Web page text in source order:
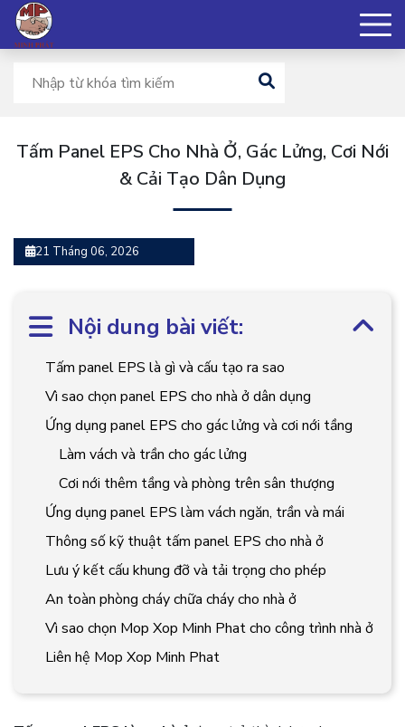
Tấm Panel EPS Cho Nhà Ở, Gác Lửng, Cơi Nới
& Cải Tạo Dân Dụng
21 Tháng 06, 2026
Nội dung bài viết:
Tấm panel EPS là gì và cấu tạo ra sao
Vì sao chọn panel EPS cho nhà ở dân dụng
Ứng dụng panel EPS cho gác lửng và cơi nới tầng
Làm vách và trần cho gác lửng
Cơi nới thêm tầng và phòng trên sân thượng
Ứng dụng panel EPS làm vách ngăn, trần và mái
Thông số kỹ thuật tấm panel EPS cho nhà ở
Lưu ý kết cấu khung đỡ và tải trọng cho phép
An toàn phòng cháy chữa cháy cho nhà ở
Vì sao chọn Mop Xop Minh Phat cho công trình nhà ở
Liên hệ Mop Xop Minh Phat